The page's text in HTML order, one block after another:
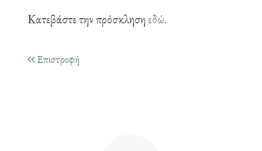
Κατεβάστε την πρόσκληση εδώ.
Επιστροφή